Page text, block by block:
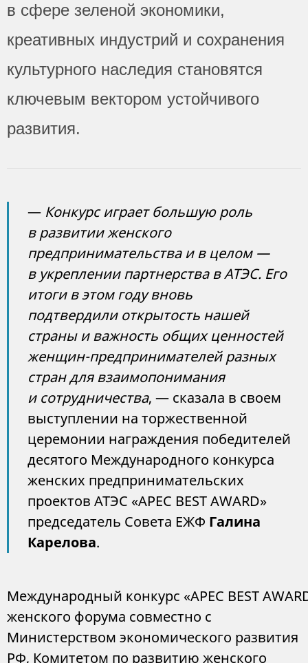
в сфере зеленой экономики,
креативных индустрий и сохранения
культурного наследия становятся
ключевым вектором устойчивого
развития.
— Конкурс играет большую роль
в развитии женского
предпринимательства и в целом —
в укреплении партнерства в АТЭС. Его
итоги в этом году вновь
подтвердили открытость нашей
страны и важность общих ценностей
женщин-предпринимателей разных
стран для взаимопонимания
и сотрудничества, — сказала в своем
выступлении на торжественной
церемонии награждения победителей
десятого Международного конкурса
женских предпринимательских
проектов АТЭС «APEC BEST AWARD»
председатель Совета ЕЖФ Галина
Карелова.
Международный конкурс «APEC BEST
женского форума совместно с
Министерством экономического развития
РФ, Комитетом по развитию женского